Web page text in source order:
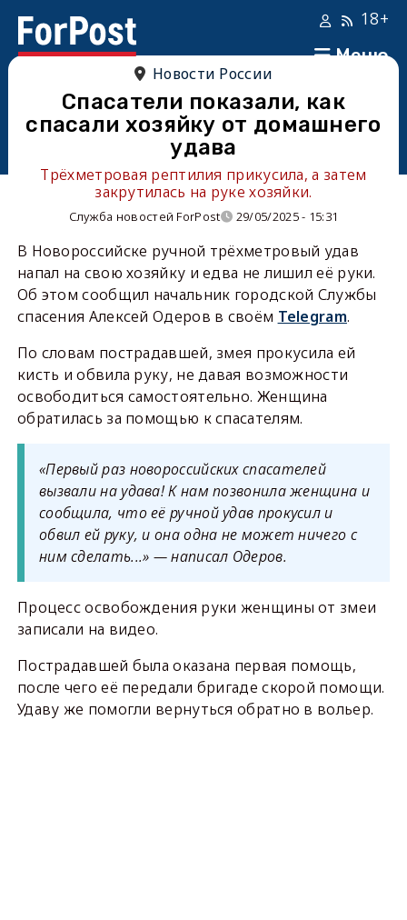
Меню
18+
Новости России
Спасатели показали, как
спасали хозяйку от домашнего
удава
Трёхметровая рептилия прикусила, а затем
закрутилась на руке хозяйки.
Служба новостей ForPost 29/05/2025 - 15:31
В Новороссийске ручной трёхметровый удав
напал на свою хозяйку и едва не лишил её руки.
Об этом сообщил начальник городской Службы
спасения Алексей Одеров в своём Telegram.
По словам пострадавшей, змея прокусила ей
кисть и обвила руку, не давая возможности
освободиться самостоятельно. Женщина
обратилась за помощью к спасателям.
«Первый раз новороссийских спасателей
вызвали на удава! К нам позвонила женщина и
сообщила, что её ручной удав прокусил и
обвил ей руку, и она одна не может ничего с
ним сделать...» — написал Одеров.
Процесс освобождения руки женщины от змеи
записали на видео.
Пострадавшей была оказана первая помощь,
после чего её передали бригаде скорой помощи.
Удаву же помогли вернуться обратно в вольер.